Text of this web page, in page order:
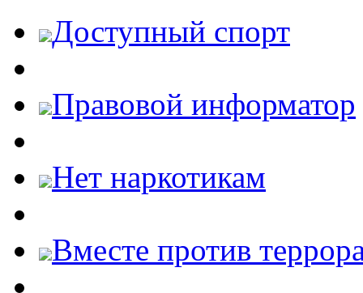
Доступный спорт
Правовой информатор
Нет наркотикам
Вместе против